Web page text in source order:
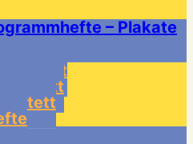
– Plakate
Quartett
Quintett
Tentett